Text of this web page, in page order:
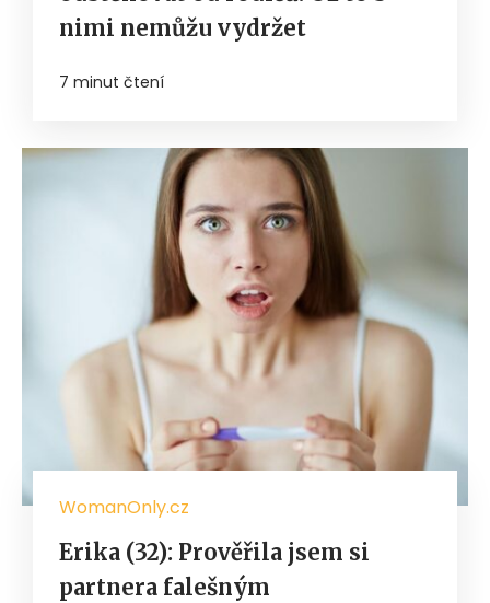
nimi nemůžu vydržet
7 minut čtení
WomanOnly.cz
Erika (32): Prověřila jsem si
partnera falešným